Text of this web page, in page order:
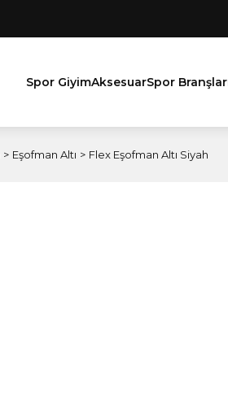
Spor GiyimAksesuarSpor
Eşofman Altı Flex Eşofman Altı Siyah